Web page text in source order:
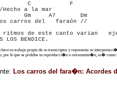
C           F
Hecho a la mar
Gm     A7       Dm
carros del   faraón //
ritmos de este canto varian
es trabajo propio de su transcriptor y representa su
por lo que se prohibe su reproducci�n o retransmisi�n, as� como
Los carros del fara�n: Acordes